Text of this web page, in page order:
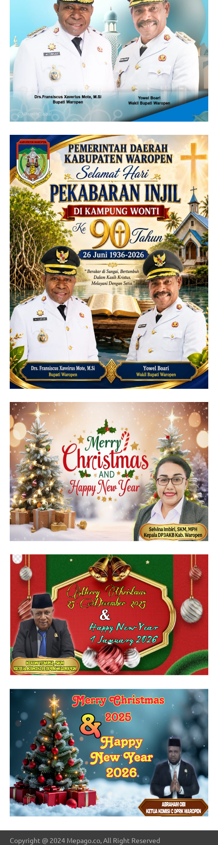
Copyright @ 2024 Mepago.co, All Right Reserved